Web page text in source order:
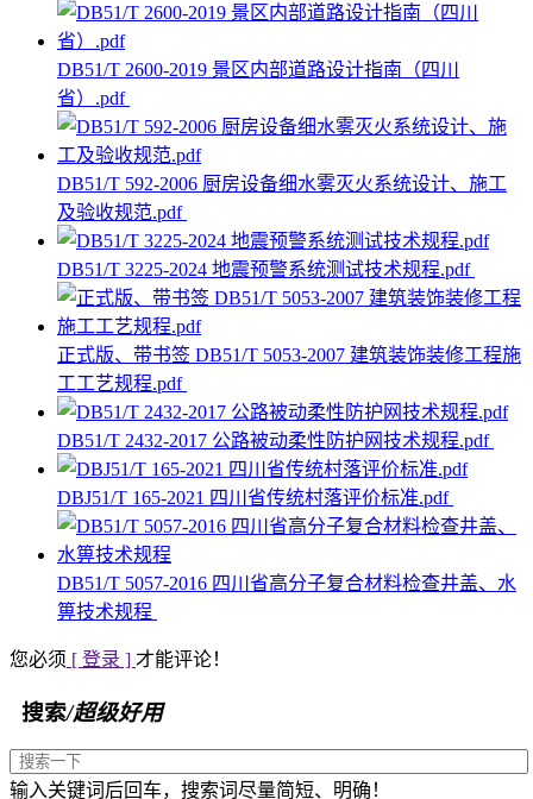
DB51/T 2600-2019 景区内部道路设计指南（四川
省）.pdf
DB51/T 592-2006 厨房设备细水雾灭火系统设计、施工
及验收规范.pdf
DB51/T 3225-2024 地震预警系统测试技术规程.pdf
正式版、带书签 DB51/T 5053-2007 建筑装饰装修工程施
工工艺规程.pdf
DB51/T 2432-2017 公路被动柔性防护网技术规程.pdf
DBJ51/T 165-2021 四川省传统村落评价标准.pdf
DB51/T 5057-2016 四川省高分子复合材料检查井盖、水
箅技术规程
您必须 [ 登录 ] 才能评论！
搜索/超级好用
输入关键词后回车，搜索词尽量简短、明确！